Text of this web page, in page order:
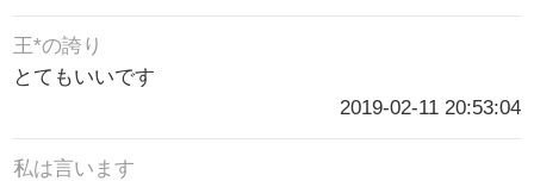
王*の誇り
とてもいいです
2019-02-11 20:53:04
私は言います